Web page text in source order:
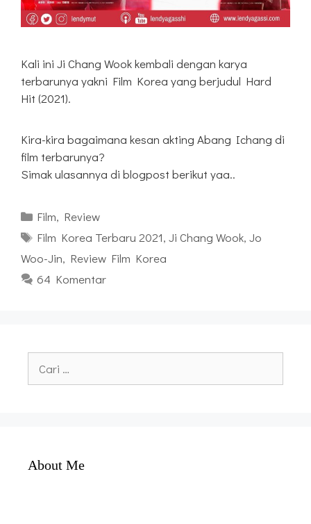
Kali ini Ji Chang Wook kembali dengan karya
terbarunya yakni Film Korea yang berjudul Hard
Hit (2021).
Kira-kira bagaimana kesan akting Abang Ichang di
film terbarunya?
Simak ulasannya di blogpost berikut yaa..
Kategori
Film, Review
Tag
Film Korea Terbaru 2021,Ji Chang Wook,Jo
Woo-Jin, Review Film Korea
64 Komentar
untuk:
About Me